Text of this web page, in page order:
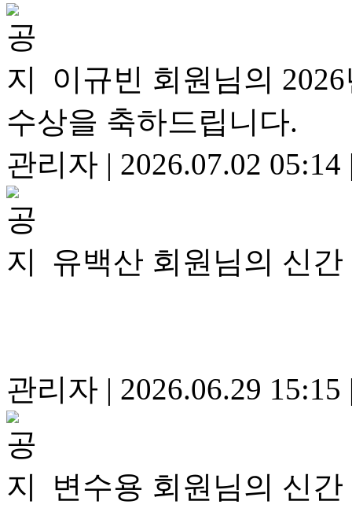
이규빈 회원님의
수상을 축하드립니다.
관리자 | 2026.07.02 05:14
유백산 회원님의 신
관리자 | 2026.06.29 15:15
변수용 회원님의 신